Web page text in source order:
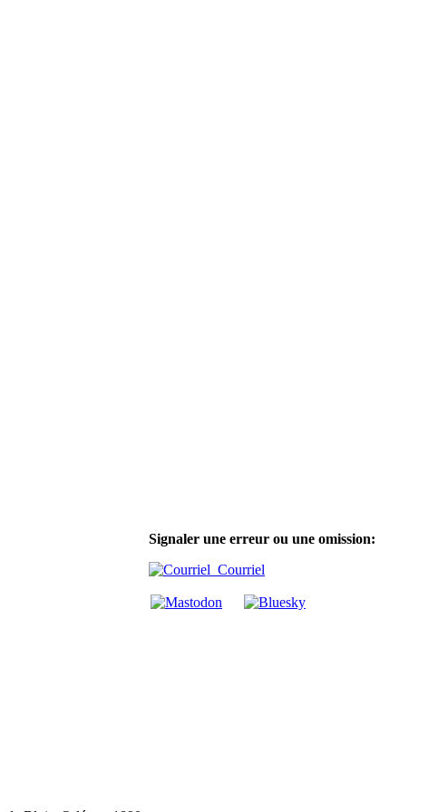
Signaler une erreur ou une omission:
Courriel